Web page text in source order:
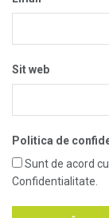
Sit web
Politica de
Sunt de acord
Confidentialitate.